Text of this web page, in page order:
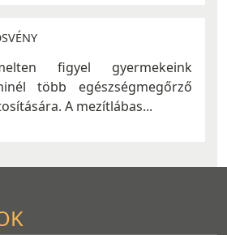
figyel gyermekeink
több egészségmegőrző
A mezítlábas...